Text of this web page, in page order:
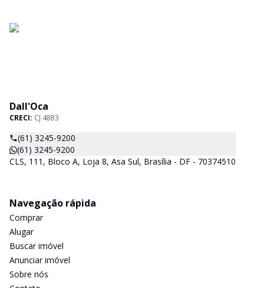
Dall'Oca
CRECI: CJ 4883
(61) 3245-9200
(61) 3245-9200
CLS, 111, Bloco A, Loja 8, Asa Sul, Brasília - DF - 70374510
Navegação rápida
Comprar
Alugar
Buscar imóvel
Anunciar imóvel
Sobre nós